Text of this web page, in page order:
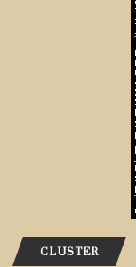
CLUSTER